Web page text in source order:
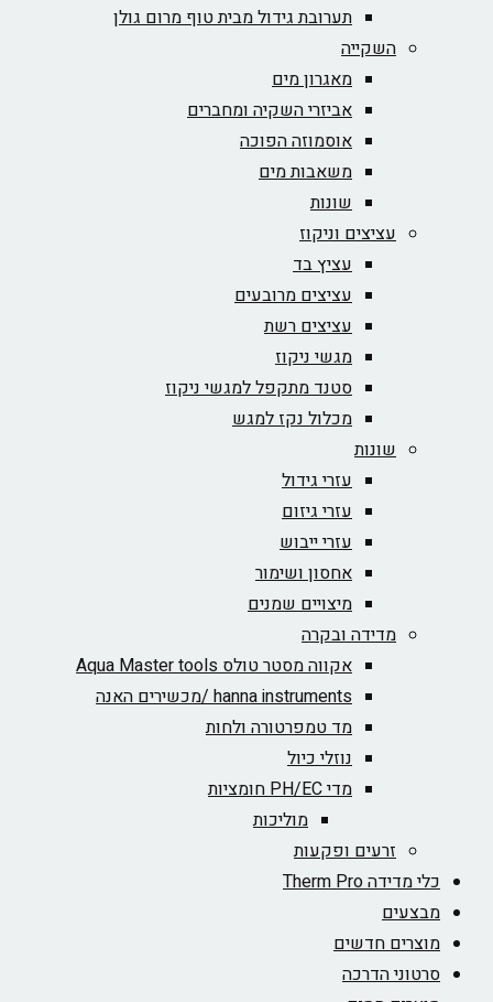
תערובת גידול מבית טוף מרום גולן
השקייה
מאגרון מים
אביזרי השקיה ומחברים
אוסמוזה הפוכה
משאבות מים
שונות
עציצים וניקוז
עציץ בד
עציצים מרובעים
עציצים רשת
מגשי ניקוז
סטנד מתקפל למגשי ניקוז
מכלול נקז למגש
שונות
עזרי גידול
עזרי גיזום
עזרי ייבוש
אחסון ושימור
מיצויים שמנים
מדידה ובקרה
אקווה מסטר טולס Aqua Master tools
hanna instruments /מכשירים האנה
מד טמפרטורה ולחות
נוזלי כיול
מדי PH/EC חומציות
מוליכות
זרעים ופקעות
כלי מדידה Therm Pro
מבצעים
מוצרים חדשים
סרטוני הדרכה